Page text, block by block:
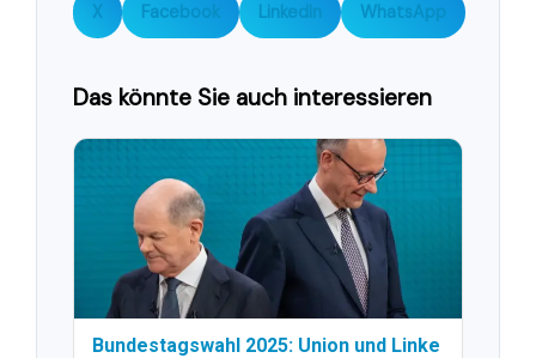
X Facebook LinkedIn WhatsApp
Das könnte Sie auch interessieren
Bundestagswahl 2025: Union und Linke